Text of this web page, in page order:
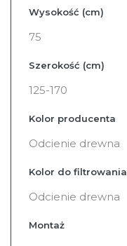
Wysokość (cm)
75
Szerokość (cm)
125-170
Kolor producenta
Odcienie drewna
Kolor do filtrowania
Odcienie drewna
Montaż